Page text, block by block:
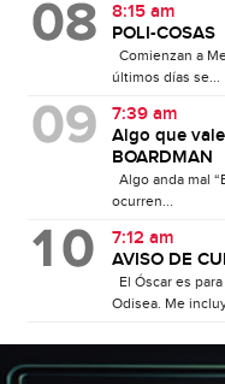
8:15 am
POLI-COSAS
Comienzan a
últimos días se...
7:39 am
Algo que
BOARDMAN
Algo anda mal
ocurren...
7:12 am
AVISO DE
El Óscar es
Odisea. Me